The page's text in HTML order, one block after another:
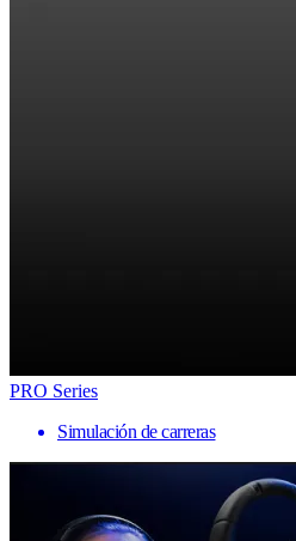
PRO Series
Simulación de carreras